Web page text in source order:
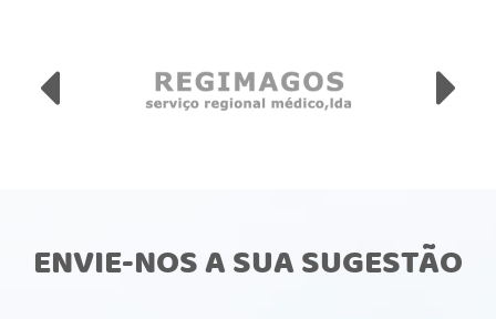
ENVIE-NOS A SUA SUGESTÃO